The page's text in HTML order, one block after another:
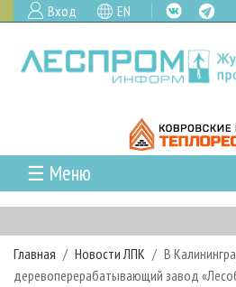
Вход EN
☰ Меню
ГЛАВНАЯ
РУБРИКИ И ТЕМЫ
РУБРИКИ ЖУРНАЛА
НОВОСТИ
Главная Новости ЛПК
В
деревоперерабатывающий завод